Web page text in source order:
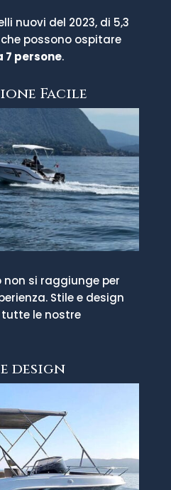
nuovi del 2023, di 5,3
possono ospitare
7 persone.
Facile
si raggiunge per
Stile e design
le nostre
design